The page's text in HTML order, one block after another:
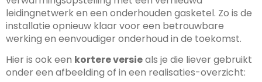
leidingnetwerk en een onderhouden gasketel. Zo is de
installatie opnieuw klaar voor een betrouwbare
werking en eenvoudiger onderhoud in de toekomst.
Hier is ook een kortere versieals je die liever gebruikt
onder een afbeelding of in een realisaties-overzicht: